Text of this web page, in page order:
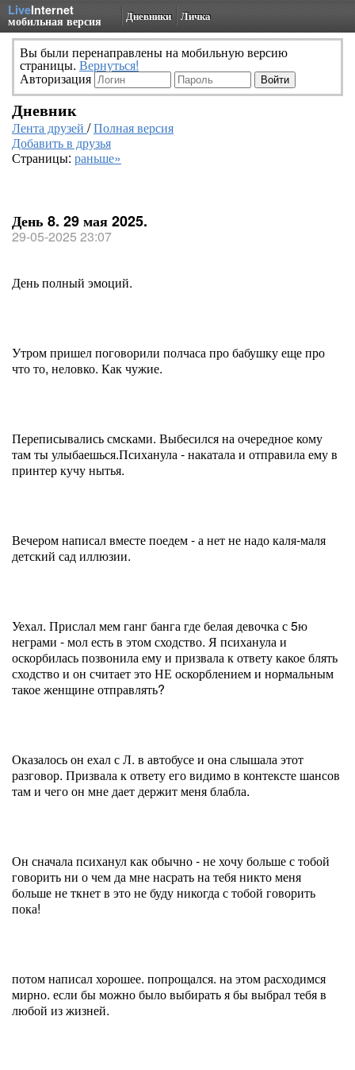
LiveInternet
мобильная версия Дневники Личка
Вы были перенаправлены на мобильную версию
страницы. Вернуться!
Авторизация
Дневник
Лента друзей /Полная версия
Добавить в друзья
Страницы: раньше»
День 8. 29 мая 2025.
29-05-2025 23:07
День полный эмоций.
Утром пришел поговорили полчаса про бабушку еще про
что то, неловко. Как чужие.
Переписывались смсками. Выбесился на очередное кому
там ты улыбаешься.Психанула - накатала и отправила ему в
принтер кучу нытья.
Вечером написал вместе поедем - а нет не надо каля-маля
детский сад иллюзии.
Уехал. Прислал мем ганг банга где белая девочка с 5ю
неграми - мол есть в этом сходство. Я психанула и
оскорбилась позвонила ему и призвала к ответу какое блять
сходство и он считает это НЕ оскорблением и нормальным
такое женщине отправлять?
Оказалось он ехал с Л. в автобусе и она слышала этот
разговор. Призвала к ответу его видимо в контексте шансов
там и чего он мне дает держит меня блабла.
Он сначала психанул как обычно - не хочу больше с тобой
говорить ни о чем да мне насрать на тебя никто меня
больше не ткнет в это не буду никогда с тобой говорить
пока!
потом написал хорошее. попрощался. на этом расходимся
мирно. если бы можно было выбирать я бы выбрал тебя в
любой из жизней.